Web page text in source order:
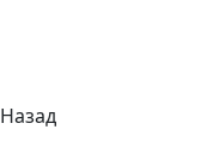
Назад